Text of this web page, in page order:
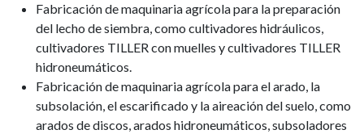
Fabricación de maquinaria agrícola para la preparación
del lecho de siembra, como cultivadores hidráulicos,
cultivadores TILLER con muelles y cultivadores TILLER
hidroneumáticos.
Fabricación de maquinaria agrícola para el arado, la
subsolación, el escarificado y la aireación del suelo, como
arados de discos, arados hidroneumáticos, subsoladores